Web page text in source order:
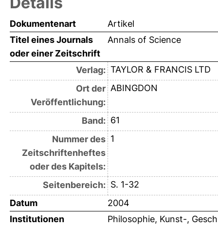
Dokumentenart
Artikel
Titel eines Journals
oder einer Zeitschrift
Annals of Science
Verlag: TAYLOR & FRANCIS LTD
Ort der
Veröffentlichung:
ABINGDON
Band: 61
Nummer des
Zeitschriftenheftes
oder des Kapitels:
1
Seitenbereich: S. 1-32
Datum
2004
Institutionen
Philosophie, Kunst-,